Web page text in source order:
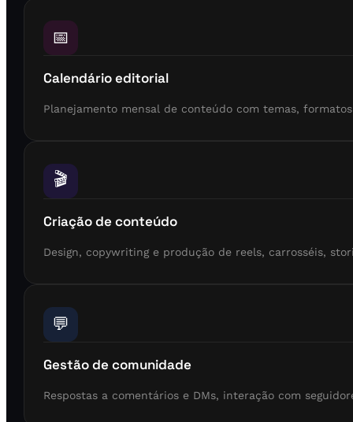
📅
Calendário editorial
Planejamento mensal de conteúdo com temas,
🎬
Criação de conteúdo
Design, copywriting e produção de reels, carrosséis,
💬
Gestão de comunidade
Respostas a comentários e DMs, interação com